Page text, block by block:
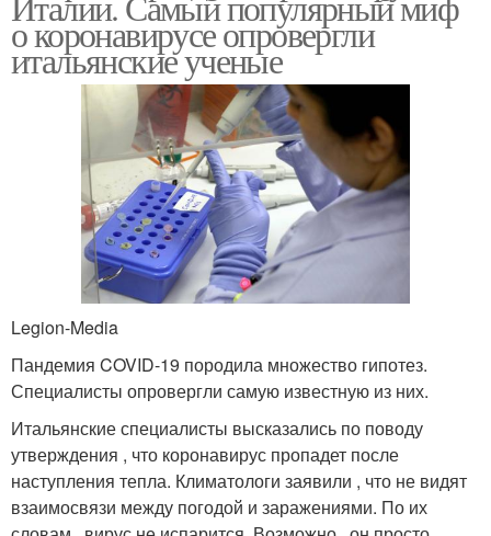
о коронавирусе опровергли
итальянские ученые
Legion-Media
Пандемия COVID-19 породила множество гипотез.
Специалисты опровергли самую известную из них.
Итальянские специалисты высказались по поводу
утверждения , что коронавирус пропадет после
наступления тепла. Климатологи заявили , что не видят
взаимосвязи между погодой и заражениями. По их